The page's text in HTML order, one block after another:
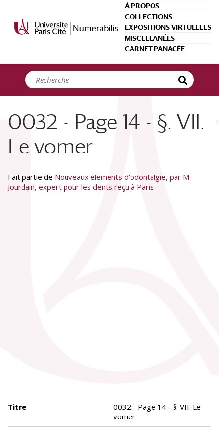
À PROPOS
COLLECTIONS
EXPOSITIONS VIRTUELLES
MISCELLANÉES
CARNET PANACÉE
0032 - Page 14 - §. VII.
Le vomer
Fait partie de Nouveaux éléments d'odontalgie, par M.
Jourdain, expert pour les dents reçu à Paris
Titre
0032 - Page 14 - §. VII. Le
vomer